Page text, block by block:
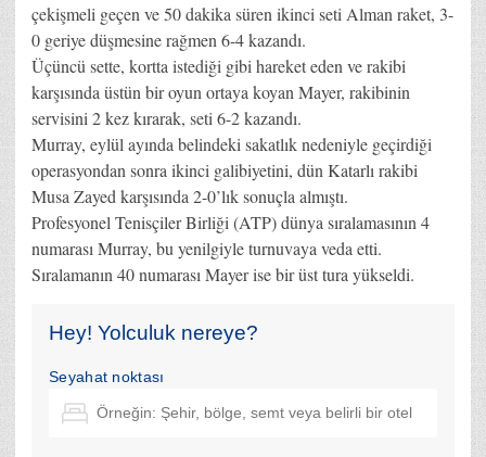
çekişmeli geçen ve 50 dakika süren ikinci seti Alman raket, 3-
0 geriye düşmesine rağmen 6-4 kazandı.
Üçüncü sette, kortta istediği gibi hareket eden ve rakibi
karşısında üstün bir oyun ortaya koyan Mayer, rakibinin
servisini 2 kez kırarak, seti 6-2 kazandı.
Murray, eylül ayında belindeki sakatlık nedeniyle geçirdiği
operasyondan sonra ikinci galibiyetini, dün Katarlı rakibi
Musa Zayed karşısında 2-0’lık sonuçla almıştı.
Profesyonel Tenisçiler Birliği (ATP) dünya sıralamasının 4
numarası Murray, bu yenilgiyle turnuvaya veda etti.
Sıralamanın 40 numarası Mayer ise bir üst tura yükseldi.
Hey! Yolculuk nereye?
Seyahat noktası